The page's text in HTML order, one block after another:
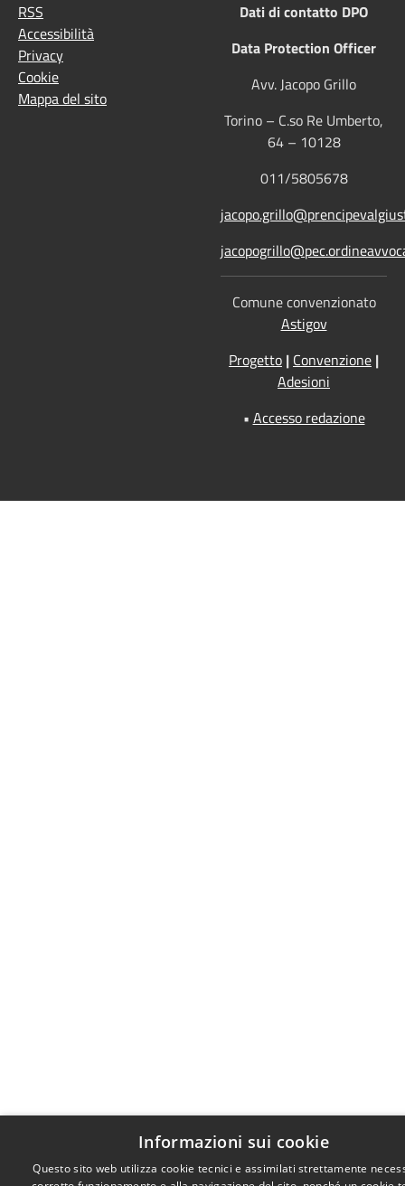
RSS
Accessibilità
Privacy
Cookie
Mappa del sito
Dati di contatto DPO
Data Protection Officer
Avv. Jacopo Grillo
Torino – C.so Re Umberto,
64 – 10128
011/5805678
Comune convenzionato
Astigov
Progetto | Convenzione |
Adesioni
• Accesso redazione
Informazioni sui cookie
Questo sito web utilizza cookie tecnici e assimilati strettamente